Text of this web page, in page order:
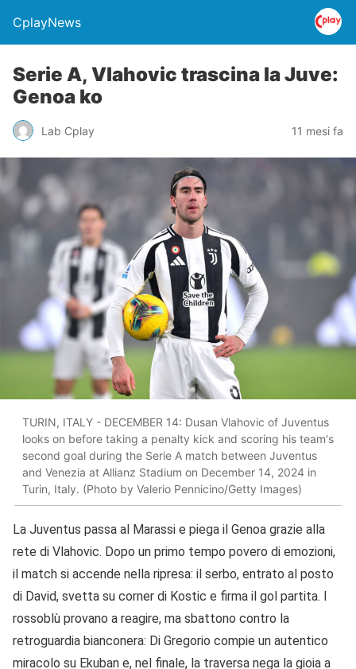
CplayNews
Serie A, Vlahovic trascina la Juve:
Genoa ko
Lab Cplay 11 mesi fa
TURIN, ITALY - DECEMBER 14: Dusan Vlahovic of Juventus
looks on before taking a penalty kick and scoring his team's
second goal during the Serie A match between Juventus
and Venezia at Allianz Stadium on December 14, 2024 in
Turin, Italy. (Photo by Valerio Pennicino/Getty Images)
La Juventus passa al Marassi e piega il Genoa grazie alla
rete di Vlahovic. Dopo un primo tempo povero di emozioni,
il match si accende nella ripresa: il serbo, entrato al posto
di David, svetta su corner di Kostic e firma il gol partita. I
rossoblù provano a reagire, ma sbattono contro la
retroguardia bianconera: Di Gregorio compie un autentico
miracolo su Ekuban e, nel finale, la traversa nega la gioia a